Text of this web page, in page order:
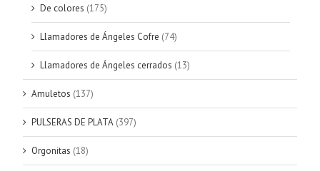
De colores (175)
Llamadores de Ángeles Cofre (74)
Llamadores de Ángeles cerrados (13)
Amuletos (137)
PULSERAS DE PLATA (397)
Orgonitas (18)